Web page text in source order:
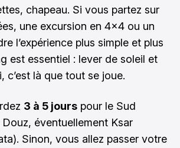
chapeau. Si vous partez sur
une excursion en 4x4 ou un
l’expérience plus simple et plus
est essentiel : lever de soleil et
c’est là que tout se joue.
3 à 5 jours pour le Sud
éventuellement Ksar
Sinon, vous allez passer votre